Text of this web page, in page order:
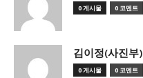
0 게시물 0 코멘트
김이정(사진부)
0 게시물 0 코멘트